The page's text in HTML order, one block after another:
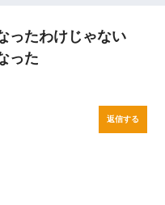
ったわけじゃない
った
返信する